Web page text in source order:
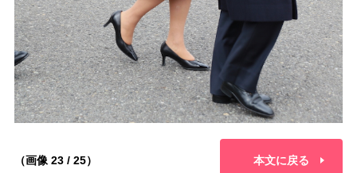
（画像 23 / 25） 本文に戻る